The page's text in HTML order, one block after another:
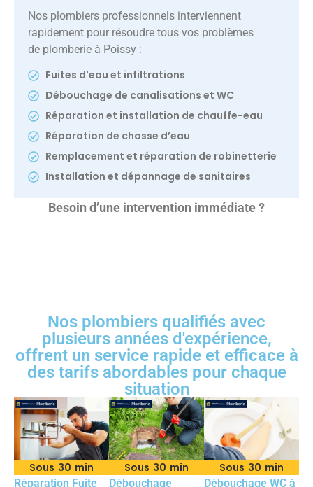
Nos plombiers professionnels interviennent
rapidement pour résoudre tous vos problèmes
de plomberie à Poissy :
Fuites d'eau et infiltrations
Débouchage de canalisations et WC
Réparation et installation de chauffe-eau
Réparation de chasse d’eau
Remplacement et réparation de robinetterie
Installation et dépannage de sanitaires
Besoin d’une intervention immédiate ?
Nos plombiers qualifiés avec
plusieurs années d'expérience,
offrent un service rapide et efficace à
des tarifs abordables pour chaque
situation
Sous 30 min
Réparation Fuite
Sous 30 min
Débouchage
Sous 30 min
Débouchage WC à